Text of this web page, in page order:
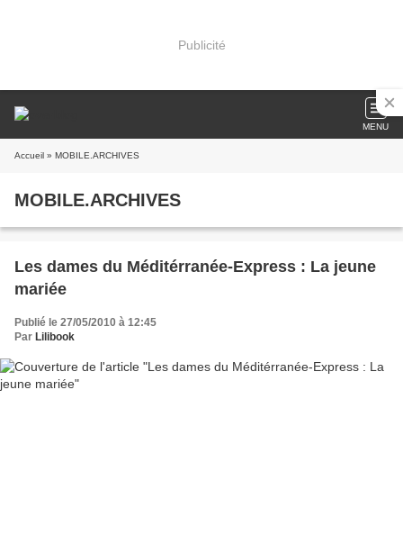
Publicité
MENU
Accueil » MOBILE.ARCHIVES
MOBILE.ARCHIVES
Les dames du Méditérranée-Express : La jeune
mariée
Publié le 27/05/2010 à 12:45
Par Lilibook